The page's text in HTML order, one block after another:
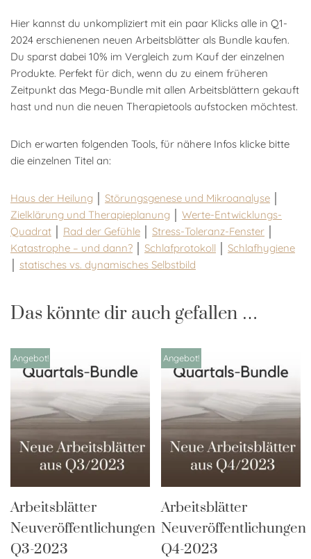
Hier kannst du unkompliziert mit ein paar Klicks alle in Q1-
2024 erschienenen neuen Arbeitsblätter als Bundle kaufen.
Du sparst dabei 10% im Vergleich zum Kauf der einzelnen
Produkte. Perfekt für dich, wenn du zu einem früheren
Zeitpunkt das Mega-Bundle mit allen Arbeitsblättern gekauft
hast und nun die neuen Therapietools aufstocken möchtest.
Dich erwarten folgenden Tools, für nähere Infos klicke bitte
die einzelnen Titel an:
Haus der Heilung Störungsgenese und Mikroanalyse
Zielklärung und Therapieplanung
Werte-Entwicklungs-
Quadrat
Rad der Gefühle Stress-Toleranz-Fenster
Katastrophe – und dann?
Schlafprotokoll
Schlafhygiene
statisches vs. dynamisches Selbstbild
Das könnte dir auch gefallen …
Angebot!
Arbeitsblätter
Neuveröffentlichungen
Q3-2023
Angebot!
Arbeitsblätter
Neuveröffentlichungen
Q4-2023